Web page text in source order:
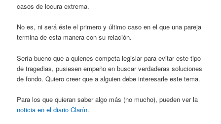
casos de locura extrema.
No es, ni será éste el primero y último caso en el que una pareja
termina de esta manera con su relación.
Sería bueno que a quienes competa legislar para evitar este tipo
de tragedias, pusiesen empeño en buscar verdaderas soluciones
de fondo. Quiero creer que a alguien debe interesarle este tema.
Para los que quieran saber algo más (no mucho), pueden ver la
noticia en el diario Clarín.